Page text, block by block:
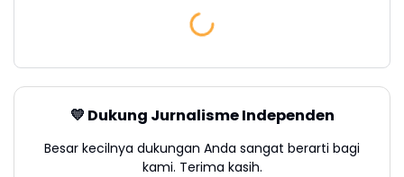
💛 Dukung Jurnalisme Independen
Besar kecilnya dukungan Anda sangat berarti bagi
kami. Terima kasih.